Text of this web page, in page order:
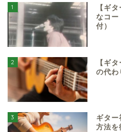
1
【ギ
なコー
付）
2
【ギ
の代わ
3
ギター
方法を